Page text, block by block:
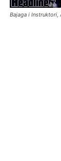
Bajaga i Instruktori,